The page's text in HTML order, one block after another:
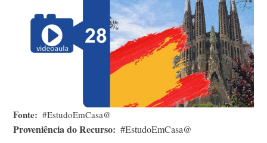
Fonte #EstudoEmCasa@
Proveniência do Recurso #EstudoEmCasa@